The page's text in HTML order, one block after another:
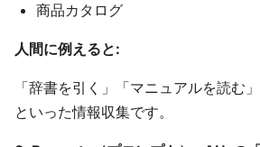
商品カタログ
人間に例えると:
「辞書を引く」「マニュアルを読む
といった情報収集です。